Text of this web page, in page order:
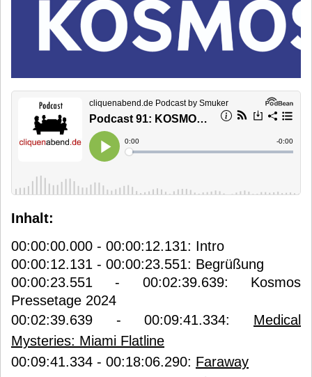
Inhalt:
00:00:00.000 - 00:00:12.131: Intro
00:00:12.131 - 00:00:23.551: Begrüßung
00:00:23.551 - 00:02:39.639: Kosmos
Pressetage 2024
00:02:39.639 - 00:09:41.334: Medical
Mysteries: Miami Flatline
00:09:41.334 - 00:18:06.290: Faraway